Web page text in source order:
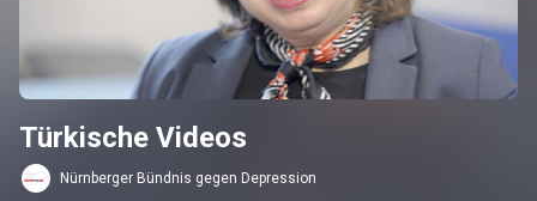
Türkische Videos
Nürnberger Bündnis gegen Depression